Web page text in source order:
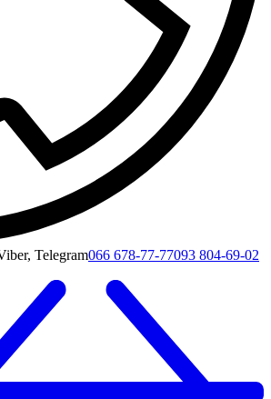
Telegram066 678-77-77093 804-69-02